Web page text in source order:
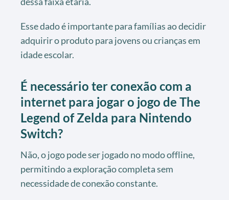
Esse dado é importante para famílias ao decidir
adquirir o produto para jovens ou crianças em
idade escolar.
É necessário ter conexão com a
internet para jogar o jogo de The
Legend of Zelda para Nintendo
Switch?
Não, o jogo pode ser jogado no modo offline,
permitindo a exploração completa sem
necessidade de conexão constante.